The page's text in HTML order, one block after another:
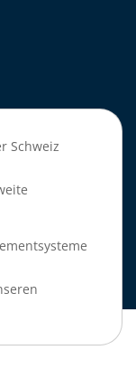
Schweiz